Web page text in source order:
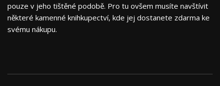
pouze v jeho tištěné podobě. Pro tu ovšem musíte navštívit
některé kamenné knihkupectví, kde jej dostanete zdarma ke
svému nákupu.